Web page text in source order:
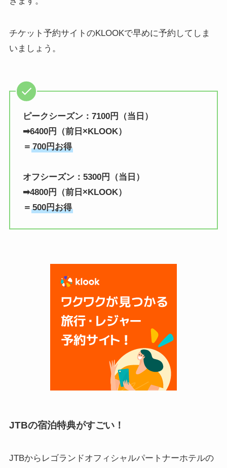
チケット予約サイトのKLOOKで早めに予約してしま
いましょう。
ピークシーズン：7100円（当日）
➡6400円（前日×KLOOK）
＝700円お得
オフシーズン：5300円（当日）
➡4800円（前日 ×KLOOK）
＝500円お得
JTBの宿泊特典がすごい！
JTBからレゴランドオフィシャルパートナーホテルの